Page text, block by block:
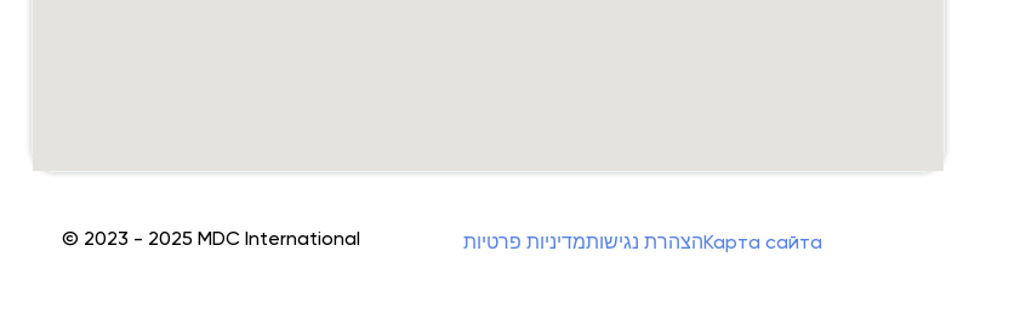
© 2023 - 2025 MDC International מדיניות פרטיותהצהרת נגישותКарта сайта